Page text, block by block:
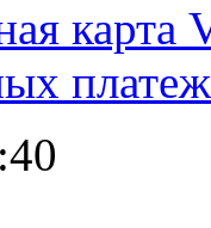
карта